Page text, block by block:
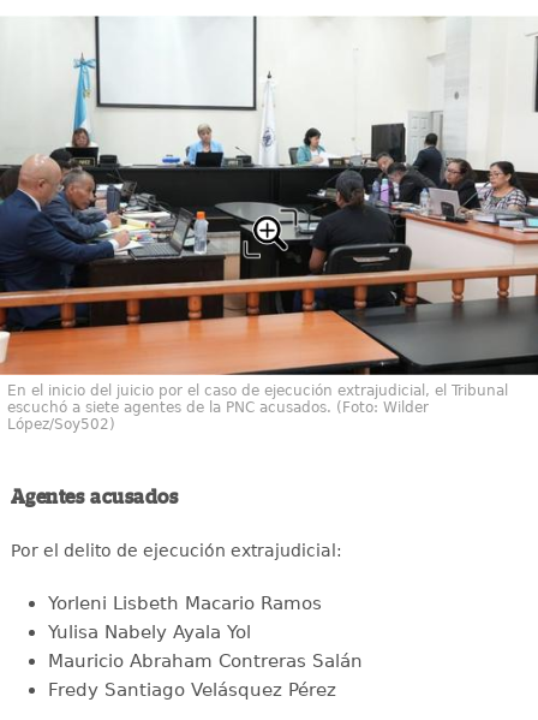
En el inicio del juicio por el caso de ejecución extrajudicial, el Tribunal
escuchó a siete agentes de la PNC acusados. (Foto: Wilder
López/Soy502)
Agentes acusados
Por el delito de ejecución extrajudicial:
Yorleni Lisbeth Macario Ramos
Yulisa Nabely Ayala Yol
Mauricio Abraham Contreras Salán
Fredy Santiago Velásquez Pérez